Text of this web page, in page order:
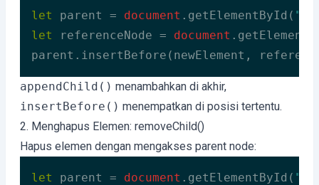
let parent = document .getElementById(
let
referenceNode = document
parent.insertBefore(newElement,
Code language: JavaScript (javascript
appendChild() menambahkan di akhir,
insertBefore() menempatkan di posisi tertentu.
2. Menghapus Elemen: removeChild()
Hapus elemen dengan mengakses parent node:
let parent = document .getElementById(